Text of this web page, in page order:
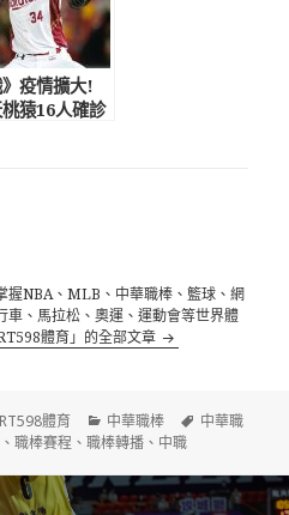
疫情擴大!
猿16人確診
握NBA、MLB、中華職棒、籃球、網
車、馬拉松、奧運、運動會等世界體
體育」的全部文章
體育
分
類
中華職棒
標
中華職
、職棒賽程 、職棒轉播 、 中職